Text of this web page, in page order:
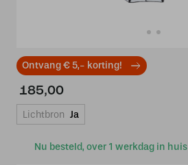
Ontvang € 5,- korting!
Nu besteld, over 1 werkdag in huis
185,00
Lichtbron Ja